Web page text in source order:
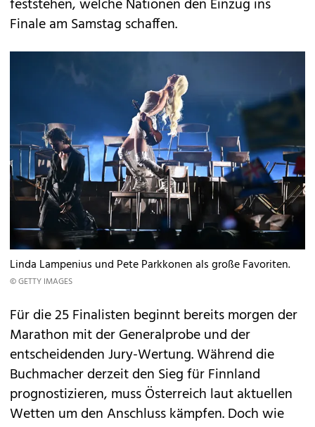
feststehen, welche Nationen den Einzug ins
Finale am Samstag schaffen.
Linda Lampenius und Pete Parkkonen als große Favoriten.
© GETTY IMAGES
Für die 25 Finalisten beginnt bereits morgen der
Marathon mit der Generalprobe und der
entscheidenden Jury-Wertung. Während die
Buchmacher derzeit den Sieg für Finnland
prognostizieren, muss Österreich laut aktuellen
Wetten um den Anschluss kämpfen. Doch wie